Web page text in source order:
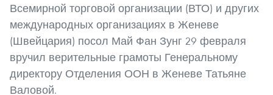
Всемирной торговой организации (ВТО) и других
международных организациях в Женеве
(Швейцария) посол Май Фан Зунг 29 февраля
вручил верительные грамоты Генеральному
директору Отделения ООН в Женеве Татьяне
Валовой.